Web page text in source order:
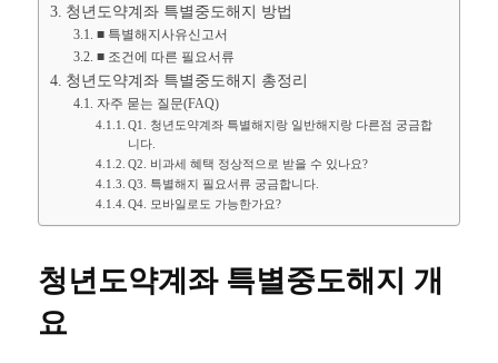
청년도약계좌 특별중도해지 방법
■ 특별해지사유신고서
■ 조건에 따른 필요서류
청년도약계좌 특별중도해지 총정리
자주 묻는 질문(FAQ)
Q1. 청년도약계좌 특별해지랑 일반해지랑 다른점 궁금합
니다.
Q2. 비과세 혜택 정상적으로 받을 수 있나요?
Q3. 특별해지 필요서류 궁금합니다.
Q4. 모바일로도 가능한가요?
청년도약계좌 특별중도해지 개
요